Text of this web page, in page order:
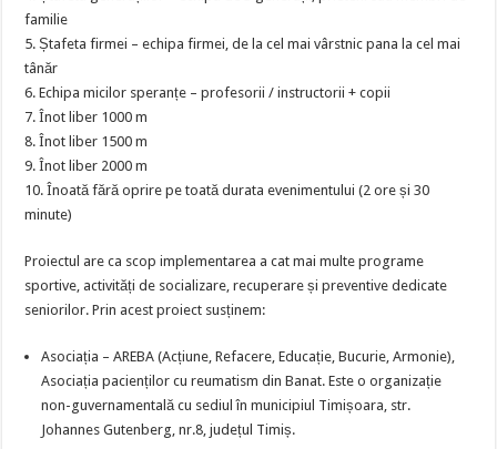
familie
5. Ștafeta firmei – echipa firmei, de la cel mai vârstnic pana la cel mai
tânăr
6. Echipa micilor speranțe – profesorii / instructorii + copii
7. Înot liber 1000 m
8. Înot liber 1500 m
9. Înot liber 2000 m
10. Înoată fără oprire pe toată durata evenimentului (2 ore și 30
minute)
Proiectul are ca scop implementarea a cat mai multe programe
sportive, activități de socializare, recuperare și preventive dedicate
seniorilor. Prin acest proiect susținem:
Asociația – AREBA (Acțiune, Refacere, Educație, Bucurie, Armonie),
Asociația pacienților cu reumatism din Banat. Este o organizație
non-guvernamentală cu sediul în municipiul Timișoara, str.
Johannes Gutenberg, nr.8, județul Timiș.